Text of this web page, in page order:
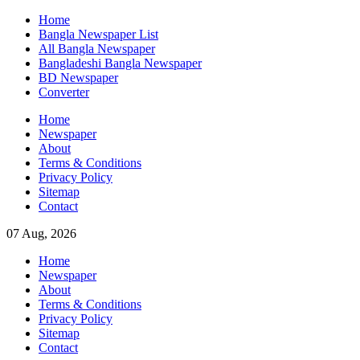
Skip
content
Home
Bangla Newspaper List
All Bangla Newspaper
Bangladeshi Bangla Newspaper
BD Newspaper
Converter
Home
Newspaper
About
Terms & Conditions
Privacy Policy
Sitemap
Contact
07 Aug, 2026
Home
Newspaper
About
Terms & Conditions
Privacy Policy
Sitemap
Contact